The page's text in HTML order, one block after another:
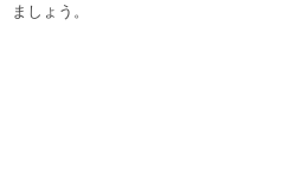
ましょう。